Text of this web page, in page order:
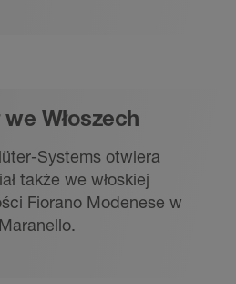
we Włoszech
Systems otwiera
także we włoskiej
Fiorano Modenese w